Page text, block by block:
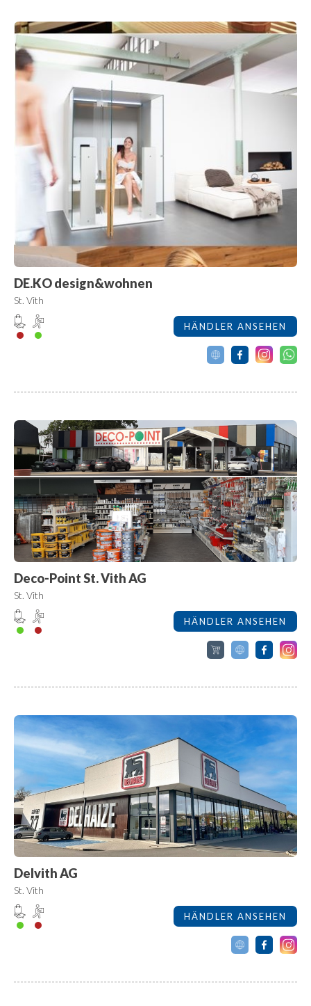
DE.KO design&wohnen
St. Vith
HÄNDLER ANSEHEN
Deco-Point St. Vith AG
St. Vith
HÄNDLER ANSEHEN
Delvith AG
St. Vith
HÄNDLER ANSEHEN